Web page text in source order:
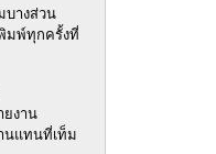
บางส่วน
มพ์ทุกครั้งที่
ยงาน
นแทนที่เท็ม